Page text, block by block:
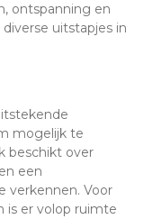
ontspanning en
uitstapjes in
mogelijk te
beschikt over
een
verkennen. Voor
is er volop ruimte